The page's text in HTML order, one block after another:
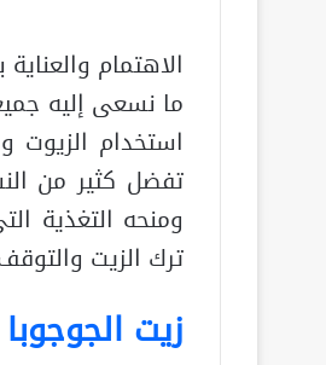
الاهتمام
ما نسعى إليه
استخدام الزيوت
تفضل كثير من
ومنحه التغذية
ترك الزيت
زيت